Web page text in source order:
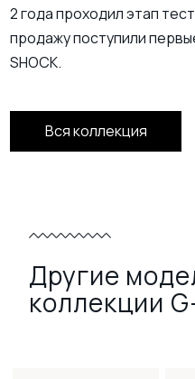
2 года проходил этап
продажу поступили
SHOCK.
Вся коллекция
Другие
коллекции